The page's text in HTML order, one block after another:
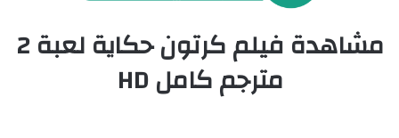
مشاهدة فيلم كرتون حكاية لعبة 2
مترجم كامل HD